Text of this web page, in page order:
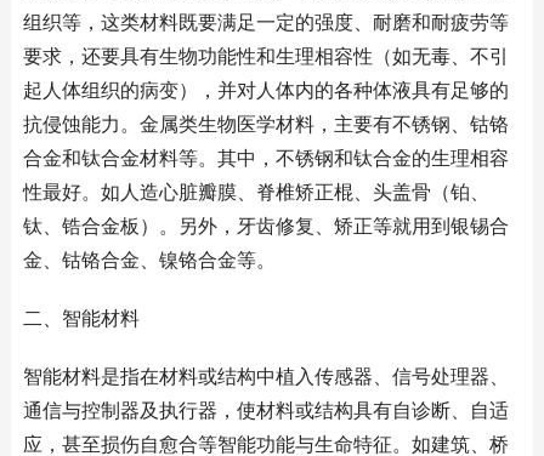
组织等，这类材料既要满足一定的强度、耐磨和耐疲劳等
要求，还要具有生物功能性和生理相容性（如无毒、不引
起人体组织的病变），并对人体内的各种体液具有足够的
抗侵蚀能力。金属类生物医学材料，主要有不锈钢、钴铬
合金和钛合金材料等。其中，不锈钢和钛合金的生理相容
性最好。如人造心脏瓣膜、脊椎矫正棍、头盖骨（铂、
钛、锆合金板）。另外，牙齿修复、矫正等就用到银锡合
金、钴铬合金、镍铬合金等。
二、智能材料
智能材料是指在材料或结构中植入传感器、信号处理器、
通信与控制器及执行器，使材料或结构具有自诊断、自适
应，甚至损伤自愈合等智能功能与生命特征。如建筑、桥